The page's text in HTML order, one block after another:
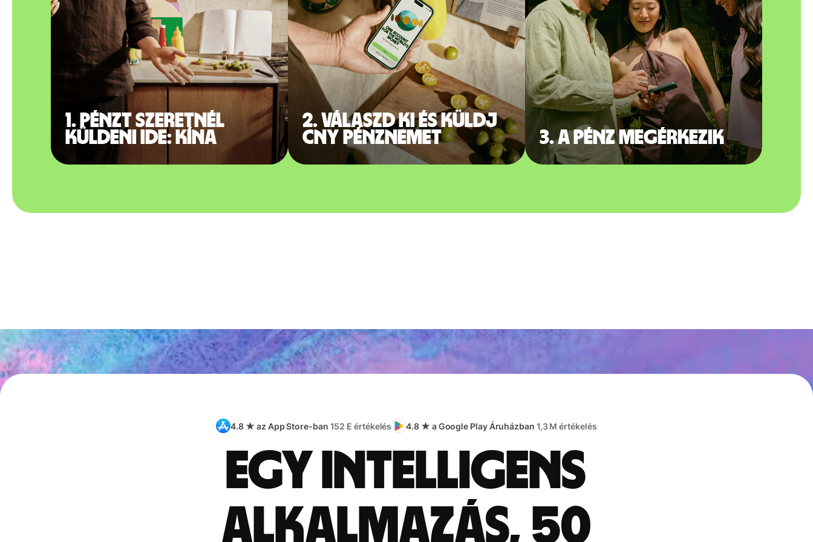
1. Pénzt szeretnél
küldeni ide: Kína
2. Válaszd ki és küldj
CNY pénznemet
3. A pénz megérkezik
4.8 ★ az App Store-ban 152 E értékelés 4.8 ★ a Google Play Áruházban 1,3 M értékelés
Egy intelligens
alkalmazás, 50